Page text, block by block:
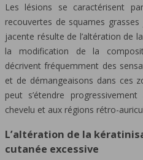
Les lésions se caractérisent
recouvertes de squames
jacente résulte de l’altération de
la modification de la
décrivent fréquemment des
et de démangeaisons dans ces
peut s’étendre
chevelu et aux régions rétro-
L’altération de la
cutanée excessive